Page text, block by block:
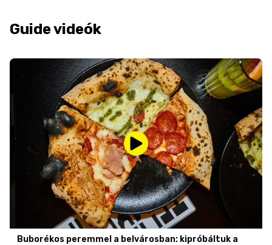
Guide videók
Buborékos peremmel a belvárosban: kipróbáltuk a